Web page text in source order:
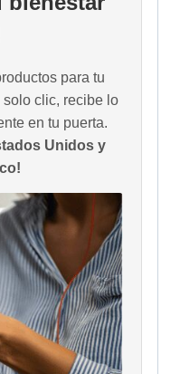
para tu
clic, recibe lo
en tu puerta.
Unidos y